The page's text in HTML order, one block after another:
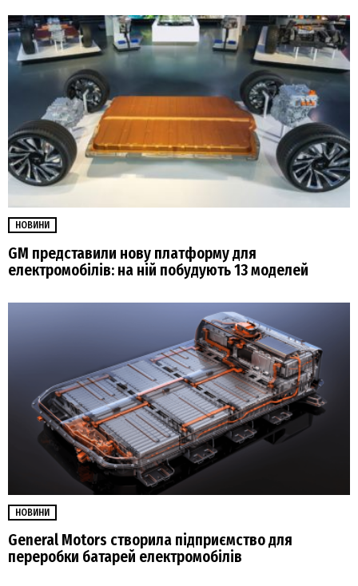
НОВИНИ
GM представили нову платформу для
електромобілів: на ній побудують 13 моделей
НОВИНИ
General Motors створила підприємство для
переробки батарей електромобілів